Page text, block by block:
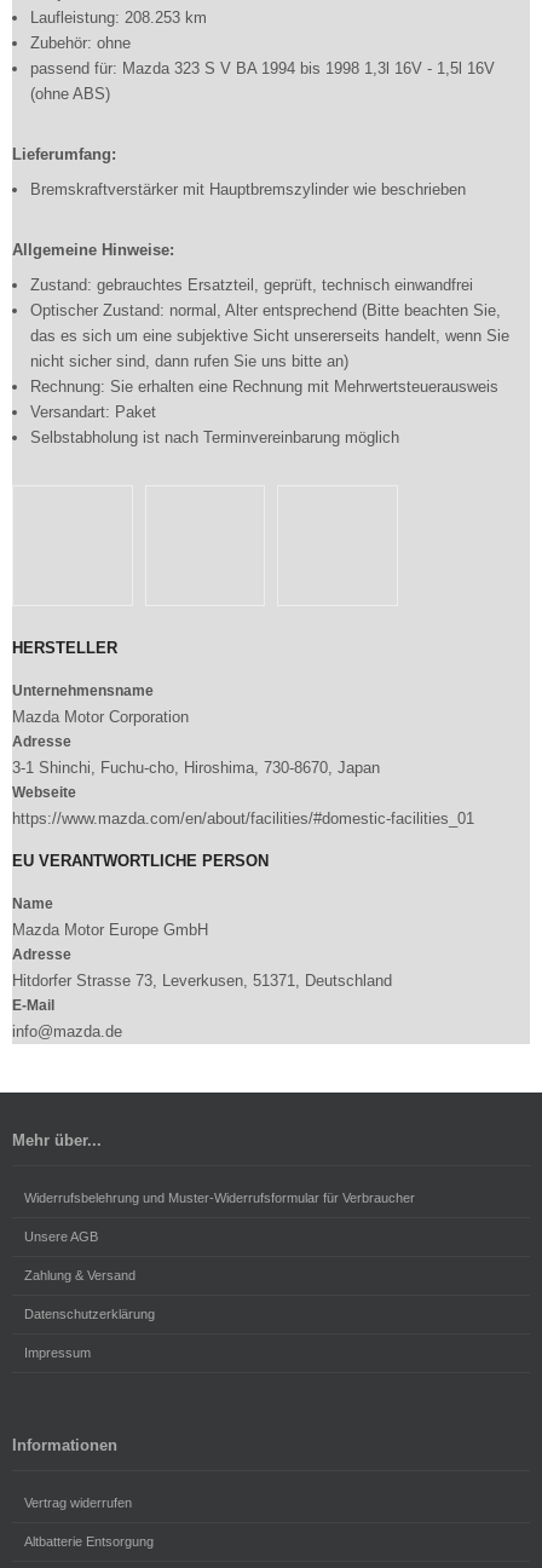
Laufleistung: 208.253 km
Zubehör: ohne
passend für: Mazda 323 S V BA 1994 bis 1998 1,3l 16V - 1,5l 16V
(ohne ABS)
Lieferumfang:
Bremskraftverstärker mit Hauptbremszylinder wie beschrieben
Allgemeine Hinweise:
Zustand: gebrauchtes Ersatzteil, geprüft, technisch einwandfrei
Optischer Zustand: normal, Alter entsprechend (Bitte beachten Sie,
das es sich um eine subjektive Sicht unsererseits handelt, wenn Sie
nicht sicher sind, dann rufen Sie uns bitte an)
Rechnung: Sie erhalten eine Rechnung mit Mehrwertsteuerausweis
Versandart: Paket
Selbstabholung ist nach Terminvereinbarung möglich
HERSTELLER
Unternehmensname
Mazda Motor Corporation
Adresse
3-1 Shinchi, Fuchu-cho, Hiroshima, 730-8670, Japan
Webseite
https://www.mazda.com/en/about/facilities/#domestic-facilities_01
EU VERANTWORTLICHE PERSON
Name
Mazda Motor Europe GmbH
Adresse
Hitdorfer Strasse 73, Leverkusen, 51371, Deutschland
E-Mail
info@mazda.de
Mehr über...
Widerrufsbelehrung und Muster-Widerrufsformular für Verbraucher
Unsere AGB
Zahlung & Versand
Datenschutzerklärung
Impressum
Informationen
Vertrag widerrufen
Altbatterie Entsorgung